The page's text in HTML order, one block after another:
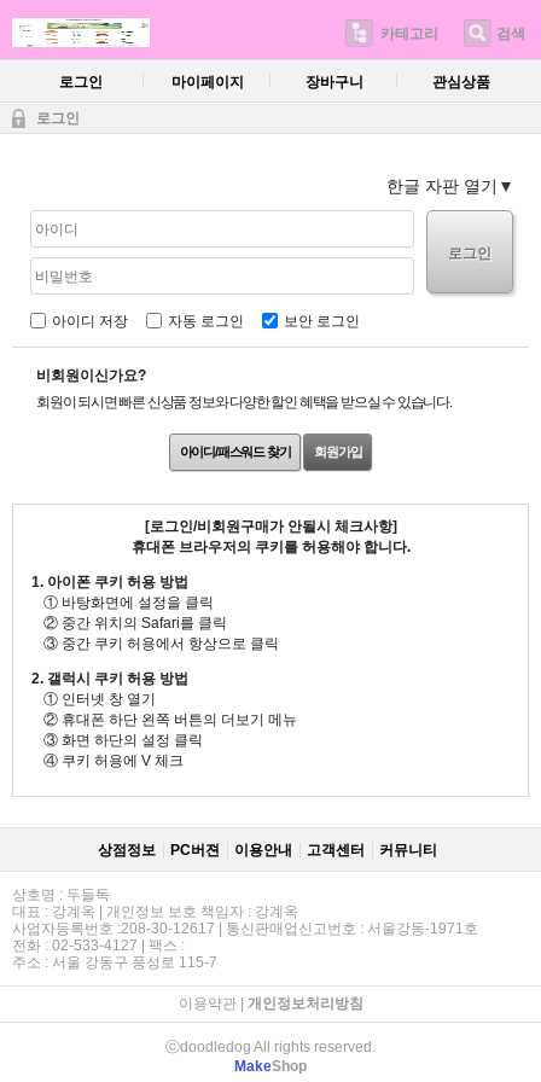
카테고리 검색
로그인 마이페이지 장바구니 관심상품
로그인
한글 자판 열기
로그인
아이디 저장 자동 로그인 보안 로그인
비회원이신가요?
회원이 되시면 빠른 신상품 정보와 다양한 할인 혜택을 받으실 수 있습니다.
아이디/패스워드 찾기 회원가입
[로그인/비회원구매가 안될시 체크사항]
휴대폰 브라우저의 쿠키를 허용해야 합니다.
1. 아이폰 쿠키 허용 방법
① 바탕화면에 설정을 클릭
② 중간 위치의 Safari를 클릭
③ 중간 쿠키 허용에서 항상으로 클릭
2. 갤럭시 쿠키 허용 방법
① 인터넷 창 열기
② 휴대폰 하단 왼쪽 버튼의 더보기 메뉴
③ 화면 하단의 설정 클릭
④ 쿠키 허용에 V 체크
상점정보 PC버젼 이용안내 고객센터 커뮤니티
상호명 : 두들독
대표 : 강계옥 | 개인정보 보호 책임자 : 강계옥
사업자등록번호 :208-30-12617 | 통신판매업신고번호 : 서울강동-1971호
전화 : 02-533-4127 | 팩스 :
주소 : 서울 강동구 풍성로 115-7
이용약관| 개인정보처리방침
ⓒdoodledog All rights reserved.
MakeShop